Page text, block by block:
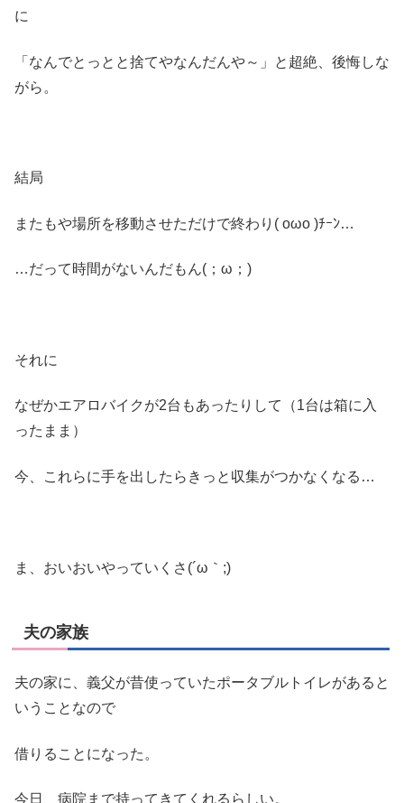
に
「なんでとっとと捨てやなんだんや～」と超絶、後悔しな
がら。
結局
またもや場所を移動させただけで終わり( oωo )ﾁｰﾝ…
…だって時間がないんだもん(；ω；)
それに
なぜかエアロバイクが2台もあったりして（1台は箱に入
ったまま）
今、これらに手を出したらきっと収集がつかなくなる…
ま、おいおいやっていくさ(´ω｀;)
夫の家族
夫の家に、義父が昔使っていたポータブルトイレがあると
いうことなので
借りることになった。
今日、病院まで持ってきてくれるらしい。